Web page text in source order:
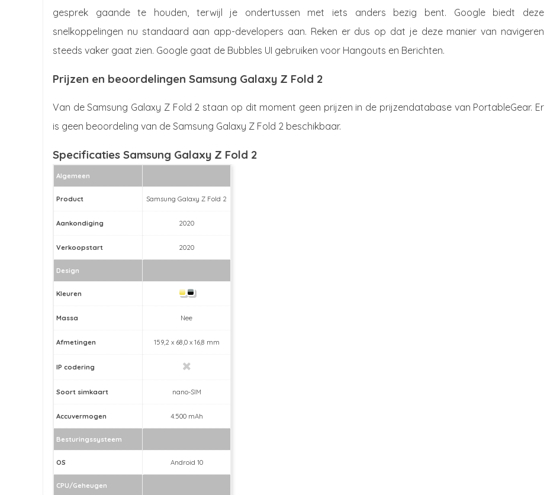
gesprek gaande te houden, terwijl je ondertussen met iets anders bezig bent. Google biedt deze
snelkoppelingen nu standaard aan app-developers aan. Reken er dus op dat je deze manier van navigeren
steeds vaker gaat zien. Google gaat de Bubbles UI gebruiken voor Hangouts en Berichten.
Prijzen en beoordelingen Samsung Galaxy Z Fold 2
Van de Samsung Galaxy Z Fold 2 staan op dit moment geen prijzen in de prijzendatabase van PortableGear. Er
is geen beoordeling van de Samsung Galaxy Z Fold 2 beschikbaar.
Specificaties Samsung Galaxy Z Fold 2
Algemeen
Product Samsung Galaxy Z Fold 2
Aankondiging 2020
Verkoopstart 2020
Design
Kleuren
Massa Nee
Afmetingen 159,2 x 68,0 x 16,8 mm
IP codering
Soort simkaart nano-SIM
Accuvermogen 4.500 mAh
Besturingssysteem
OS Android 10
CPU/Geheugen